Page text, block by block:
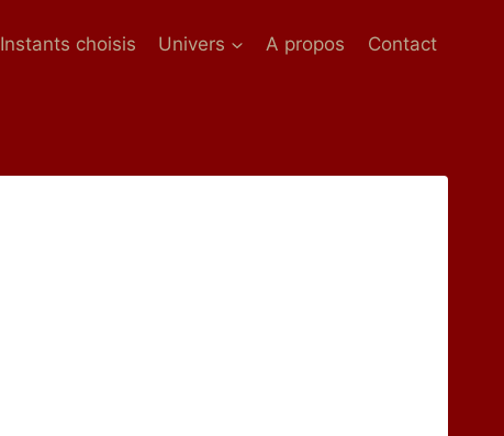
Instants choisis Univers A propos Contact